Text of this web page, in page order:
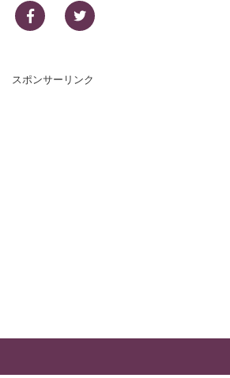
スポンサーリンク